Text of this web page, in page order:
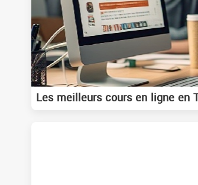
Les meilleurs cours en ligne en